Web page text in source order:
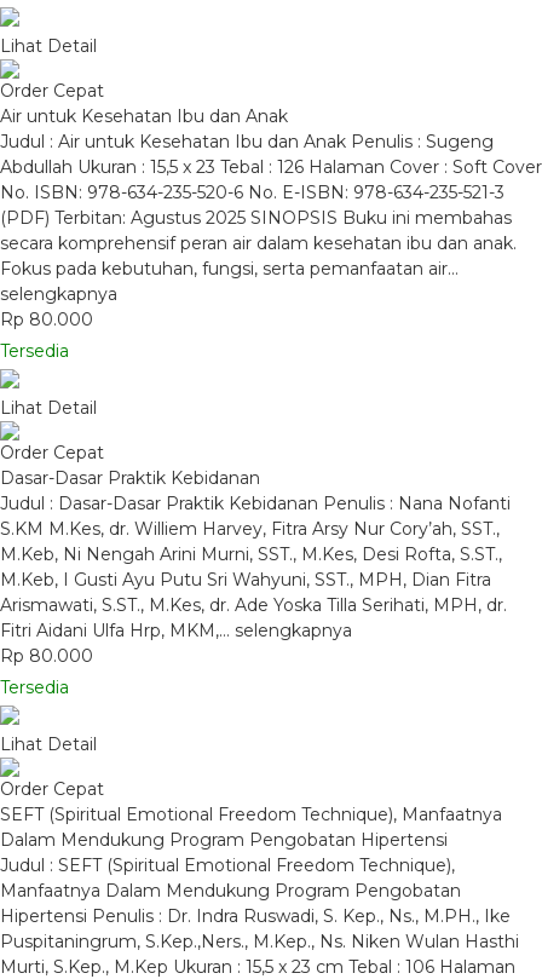
Lihat Detail
Order Cepat
Air untuk Kesehatan Ibu dan Anak
Judul : Air untuk Kesehatan Ibu dan Anak Penulis : Sugeng
Abdullah Ukuran : 15,5 x 23 Tebal : 126 Halaman Cover : Soft Cover
No. ISBN: 978-634-235-520-6 No. E-ISBN: 978-634-235-521-3
(PDF) Terbitan: Agustus 2025 SINOPSIS Buku ini membahas
secara komprehensif peran air dalam kesehatan ibu dan anak.
Fokus pada kebutuhan, fungsi, serta pemanfaatan air…
selengkapnya
Rp 80.000
Tersedia
Lihat Detail
Order Cepat
Dasar-Dasar Praktik Kebidanan
Judul : Dasar-Dasar Praktik Kebidanan Penulis : Nana Nofanti
S.KM M.Kes, dr. Williem Harvey, Fitra Arsy Nur Cory’ah, SST.,
M.Keb, Ni Nengah Arini Murni, SST., M.Kes, Desi Rofta, S.ST.,
M.Keb, I Gusti Ayu Putu Sri Wahyuni, SST., MPH, Dian Fitra
Arismawati, S.ST., M.Kes, dr. Ade Yoska Tilla Serihati, MPH, dr.
Fitri Aidani Ulfa Hrp, MKM,… selengkapnya
Rp 80.000
Tersedia
Lihat Detail
Order Cepat
SEFT (Spiritual Emotional Freedom Technique), Manfaatnya
Dalam Mendukung Program Pengobatan Hipertensi
Judul : SEFT (Spiritual Emotional Freedom Technique),
Manfaatnya Dalam Mendukung Program Pengobatan
Hipertensi Penulis : Dr. Indra Ruswadi, S. Kep., Ns., M.PH., Ike
Puspitaningrum, S.Kep.,Ners., M.Kep., Ns. Niken Wulan Hasthi
Murti, S.Kep., M.Kep Ukuran : 15,5 x 23 cm Tebal : 106 Halaman